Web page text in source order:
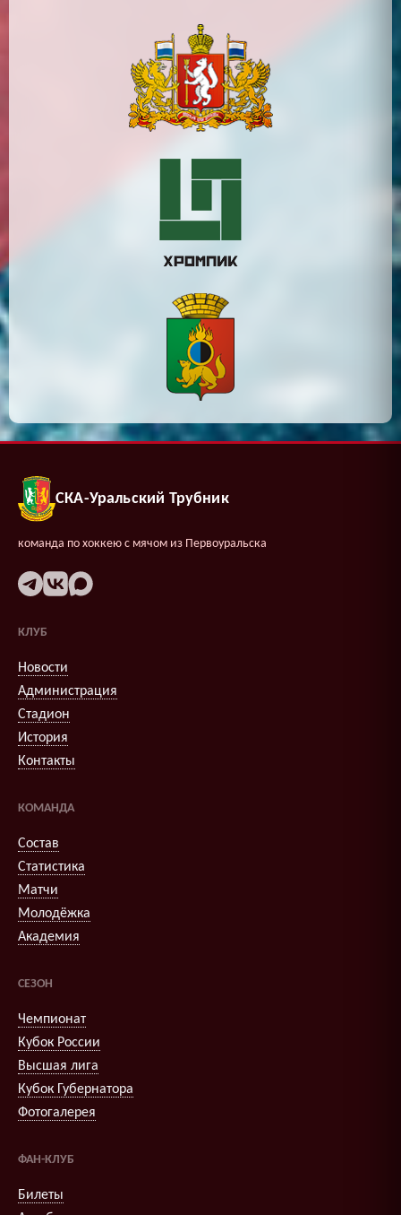
СКА-Уральский Трубник
команда по хоккею с мячом из Первоуральска
КЛУБ
Новости
Администрация
Стадион
История
Контакты
КОМАНДА
Состав
Статистика
Матчи
Молодёжка
Академия
СЕЗОН
Чемпионат
Кубок России
Высшая лига
Кубок Губернатора
Фотогалерея
ФАН-КЛУБ
Билеты